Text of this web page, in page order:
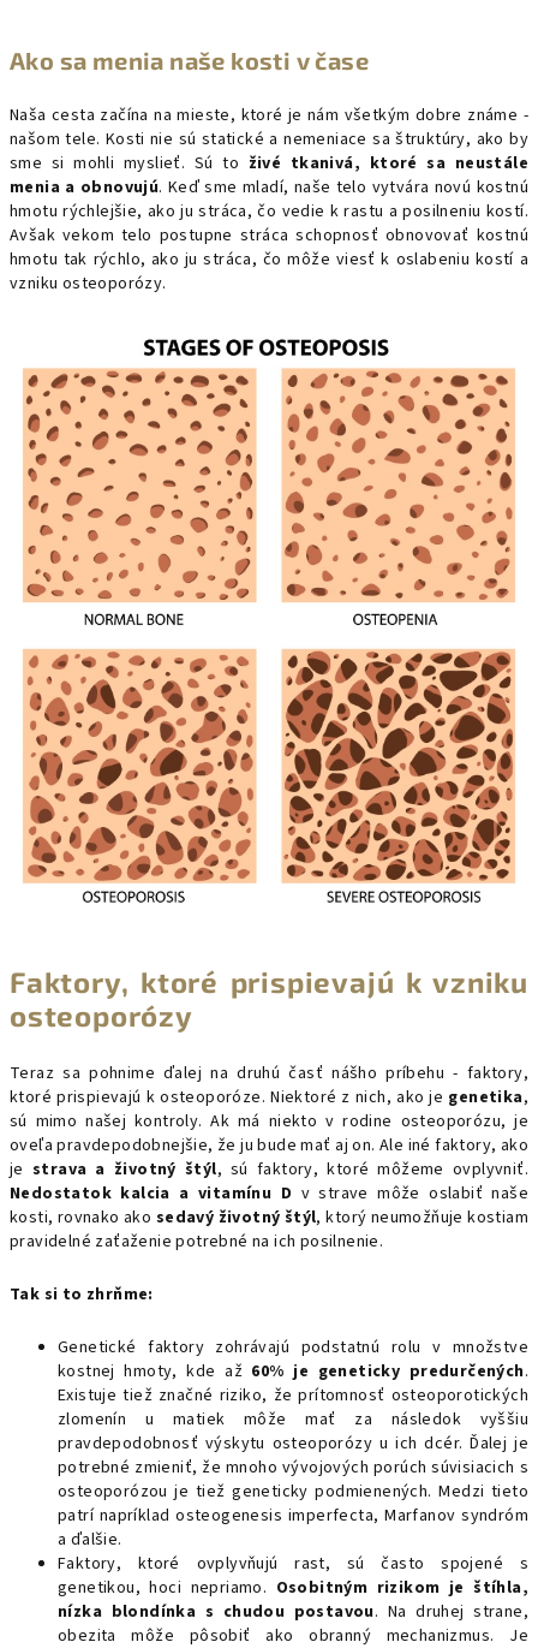
Ako sa menia naše kosti v čase
Naša cesta začína na mieste, ktoré je nám všetkým dobre známe -
našom tele. Kosti nie sú statické a nemeniace sa štruktúry, ako by
sme si mohli myslieť. Sú to živé tkanivá, ktoré sa neustále
menia a obnovujú. Keď sme mladí, naše telo vytvára novú kostnú
hmotu rýchlejšie, ako ju stráca, čo vedie k rastu a posilneniu kostí.
Avšak vekom telo postupne stráca schopnosť obnovovať kostnú
hmotu tak rýchlo, ako ju stráca, čo môže viesť k oslabeniu kostí a
vzniku osteoporózy.
Faktory, ktoré prispievajú k vzniku
osteoporózy
Teraz sa pohnime ďalej na druhú časť nášho príbehu - faktory,
ktoré prispievajú k osteoporóze. Niektoré z nich, ako je genetika,
sú mimo našej kontroly. Ak má niekto v rodine osteoporózu, je
oveľa pravdepodobnejšie, že ju bude mať aj on. Ale iné faktory, ako
je strava a životný štýl, sú faktory, ktoré môžeme ovplyvniť.
Nedostatok kalcia a vitamínu D v strave môže oslabiť naše
kosti, rovnako ako sedavý životný štýl, ktorý neumožňuje kostiam
pravidelné zaťaženie potrebné na ich posilnenie.
Tak si to zhrňme:
Genetické faktory zohrávajú podstatnú rolu v množstve
kostnej hmoty, kde až 60% je geneticky predurčených.
Existuje tiež značné riziko, že prítomnosť osteoporotických
zlomenín u matiek môže mať za následok vyššiu
pravdepodobnosť výskytu osteoporózy u ich dcér. Ďalej je
potrebné zmieniť, že mnoho vývojových porúch súvisiacich s
osteoporózou je tiež geneticky podmienených. Medzi tieto
patrí napríklad osteogenesis imperfecta, Marfanov syndróm
a ďalšie.
Faktory, ktoré ovplyvňujú rast, sú často spojené s
genetikou, hoci nepriamo. Osobitným rizikom je štíhla,
nízka blondínka s chudou postavou. Na druhej strane,
obezita môže pôsobiť ako obranný mechanizmus. Je